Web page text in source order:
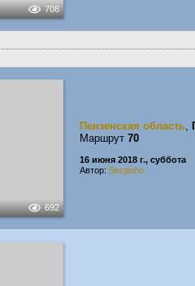
708
692
Пензенская область,
Маршрут 70
16 июня 2018 г., суббота
Автор: Serginho